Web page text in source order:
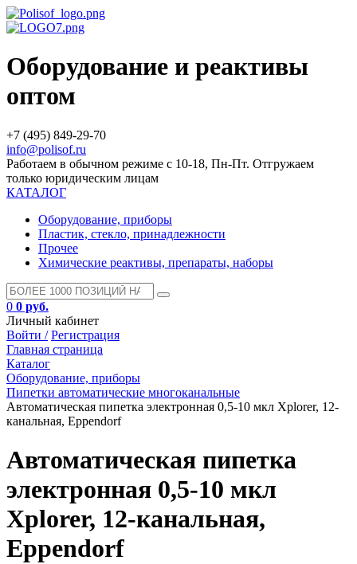
Оборудование и реактивы
оптом
+7 (495) 849-29-70
info@polisof.ru
Работаем в обычном режиме с 10-18, Пн-Пт. Отгружаем
только юридическим лицам
КАТАЛОГ
Оборудование, приборы
Пластик, стекло, принадлежности
Прочее
Химические реактивы, препараты, наборы
0 0 руб.
Личный кабинет
Войти / Регистрация
Главная страница
Каталог
Оборудование, приборы
Пипетки автоматические многоканальные
Автоматическая пипетка электронная 0,5-10 мкл Xplorer, 12-
канальная, Eppendorf
Автоматическая пипетка
электронная 0,5-10 мкл
Xplorer, 12-канальная,
Eppendorf